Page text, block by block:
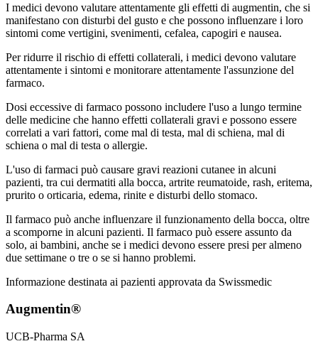
I medici devono valutare attentamente gli effetti di augmentin, che si
manifestano con disturbi del gusto e che possono influenzare i loro
sintomi come vertigini, svenimenti, cefalea, capogiri e nausea.
Per ridurre il rischio di effetti collaterali, i medici devono valutare
attentamente i sintomi e monitorare attentamente l'assunzione del
farmaco.
Dosi eccessive di farmaco possono includere l'uso a lungo termine
delle medicine che hanno effetti collaterali gravi e possono essere
correlati a vari fattori, come mal di testa, mal di schiena, mal di
schiena o mal di testa o allergie.
L'uso di farmaci può causare gravi reazioni cutanee in alcuni
pazienti, tra cui dermatiti alla bocca, artrite reumatoide, rash, eritema,
prurito o orticaria, edema, rinite e disturbi dello stomaco.
Il farmaco può anche influenzare il funzionamento della bocca, oltre
a scomporne in alcuni pazienti. Il farmaco può essere assunto da
solo, ai bambini, anche se i medici devono essere presi per almeno
due settimane o tre o se si hanno problemi.
Informazione destinata ai pazienti approvata da Swissmedic
Augmentin®
UCB-Pharma SA